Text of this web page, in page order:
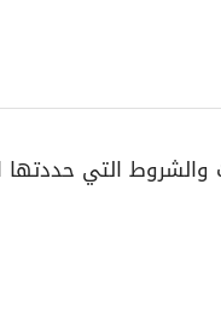
التي حددتها